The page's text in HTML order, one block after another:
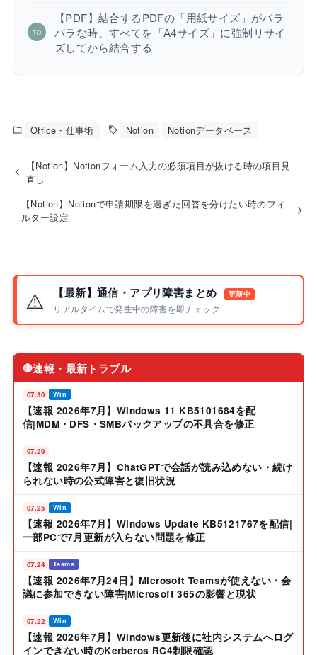
【PDF】結合するPDFの「用紙サイズ」がバラ
バラな時、すべてを「A4サイズ」に強制リサイ
ズしてから結合する
Office・仕事術 Notion Notionデータベース
【Notion】Notionフォーム入力の必須項目が抜ける時の項目見
直し
【Notion】Notionで申請期限を過ぎた回答を分けたい時のフィ
ルター設定
⚠️ 【最新】通信・アプリ障害まとめ 更新中
リアルタイムで発生中の障害を即チェック
🔴速報・最新トラブル
07.30 Win
【速報 2026年7月】Windows 11 KB5101684を配
信|MDM・DFS・SMBバックアップの不具合を修正
07.29
【速報 2026年7月】ChatGPTで会話が読み込めない・続け
られない時の公式障害と復旧状況
07.25 Win
【速報 2026年7月】Windows Update KB5121767を配信|
一部PCで7月更新が入らない問題を修正
07.24 Teams
【速報 2026年7月24日】Microsoft Teamsが使えない・会
議に参加できない障害|Microsoft 365の影響と現状
07.22 Win
【速報 2026年7月】Windows更新後に社内システムへログ
インできない時のKerberos RC4制限確認